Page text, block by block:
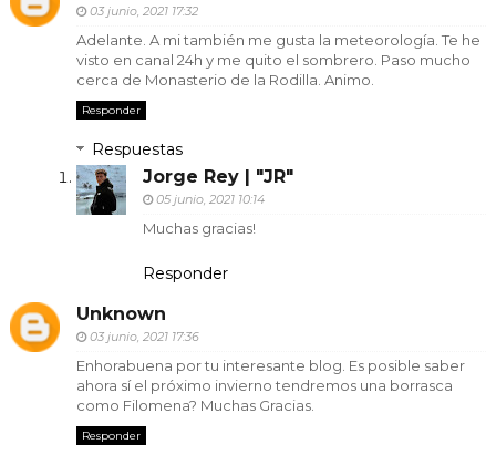
03 junio, 2021 17:32
Adelante. A mi también me gusta la meteorología. Te he
visto en canal 24h y me quito el sombrero. Paso mucho
cerca de Monasterio de la Rodilla. Animo.
Responder
Respuestas
Jorge Rey | "JR"
05 junio, 2021 10:14
Muchas gracias!
Responder
Unknown
03 junio, 2021 17:36
Enhorabuena por tu interesante blog. Es posible saber
ahora sí el próximo invierno tendremos una borrasca
como Filomena? Muchas Gracias.
Responder